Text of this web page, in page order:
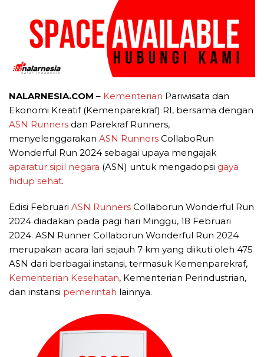
NALARNESIA.COM – Kementerian Pariwisata dan
Ekonomi Kreatif (Kemenparekraf) RI, bersama dengan
ASN Runners dan Parekraf Runners,
menyelenggarakan ASN Runners CollaboRun
Wonderful Run 2024 sebagai upaya mengajak
aparatur sipil negara (ASN) untuk mengadopsi gaya
hidup sehat.
Edisi Februari ASN Runners Collaborun Wonderful Run
2024 diadakan pada pagi hari Minggu, 18 Februari
2024. ASN Runner Collaborun Wonderful Run 2024
merupakan acara lari sejauh 7 km yang diikuti oleh 475
ASN dari berbagai instansi, termasuk Kemenparekraf,
Kementerian Kesehatan, Kementerian Perindustrian,
dan instansi pemerintah lainnya.